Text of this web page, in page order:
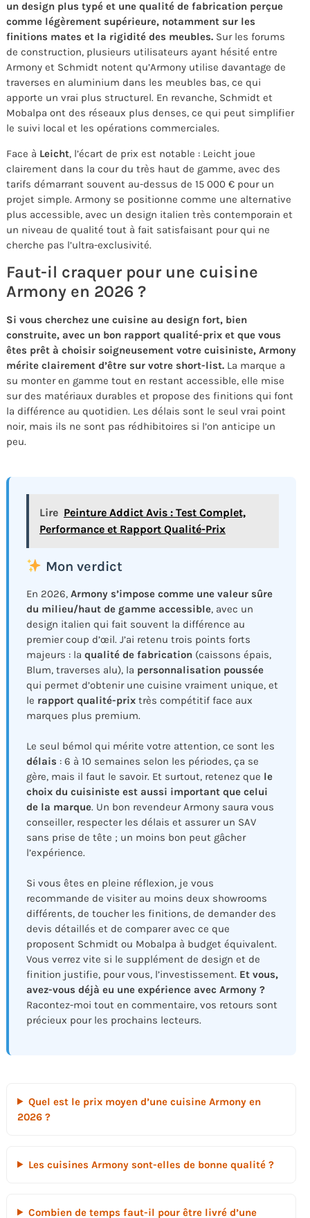
un design plus typé et une qualité de fabrication perçue
comme légèrement supérieure, notamment sur les
finitions mates et la rigidité des meubles. Sur les forums
de construction, plusieurs utilisateurs ayant hésité entre
Armony et Schmidt notent qu’Armony utilise davantage de
traverses en aluminium dans les meubles bas, ce qui
apporte un vrai plus structurel. En revanche, Schmidt et
Mobalpa ont des réseaux plus denses, ce qui peut simplifier
le suivi local et les opérations commerciales.
Face à Leicht, l’écart de prix est notable : Leicht joue
clairement dans la cour du très haut de gamme, avec des
tarifs démarrant souvent au-dessus de 15 000 € pour un
projet simple. Armony se positionne comme une alternative
plus accessible, avec un design italien très contemporain et
un niveau de qualité tout à fait satisfaisant pour qui ne
cherche pas l’ultra-exclusivité.
Faut-il craquer pour une cuisine
Armony en 2026 ?
Si vous cherchez une cuisine au design fort, bien
construite, avec un bon rapport qualité-prix et que vous
êtes prêt à choisir soigneusement votre cuisiniste, Armony
mérite clairement d’être sur votre short-list. La marque a
su monter en gamme tout en restant accessible, elle mise
sur des matériaux durables et propose des finitions qui font
la différence au quotidien. Les délais sont le seul vrai point
noir, mais ils ne sont pas rédhibitoires si l’on anticipe un
peu.
Lire Peinture Addict Avis : Test Complet,
Performance et Rapport Qualité-Prix
Mon verdict
En 2026, Armony s’impose comme une valeur sûre
du milieu/haut de gamme accessible, avec un
design italien qui fait souvent la différence au
premier coup d’œil. J’ai retenu trois points forts
majeurs : la qualité de fabrication (caissons épais,
Blum, traverses alu), la personnalisation poussée
qui permet d’obtenir une cuisine vraiment unique, et
le rapport qualité-prix très compétitif face aux
marques plus premium.
Le seul bémol qui mérite votre attention, ce sont les
délais : 6 à 10 semaines selon les périodes, ça se
gère, mais il faut le savoir. Et surtout, retenez que le
choix du cuisiniste est aussi important que celui
de la marque. Un bon revendeur Armony saura vous
conseiller, respecter les délais et assurer un SAV
sans prise de tête ; un moins bon peut gâcher
l’expérience.
Si vous êtes en pleine réflexion, je vous
recommande de visiter au moins deux showrooms
différents, de toucher les finitions, de demander des
devis détaillés et de comparer avec ce que
proposent Schmidt ou Mobalpa à budget équivalent.
Vous verrez vite si le supplément de design et de
finition justifie, pour vous, l’investissement. Et vous,
avez-vous déjà eu une expérience avec Armony ?
Racontez-moi tout en commentaire, vos retours sont
précieux pour les prochains lecteurs.
Quel est le prix moyen d’une cuisine Armony en
2026 ?
Les cuisines Armony sont-elles de bonne qualité ?
Combien de temps faut-il pour être livré d’une